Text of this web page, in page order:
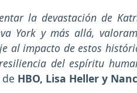
la devastación de
York y más allá,
al impacto de estos
del espíritu
HBO, Lisa Heller y